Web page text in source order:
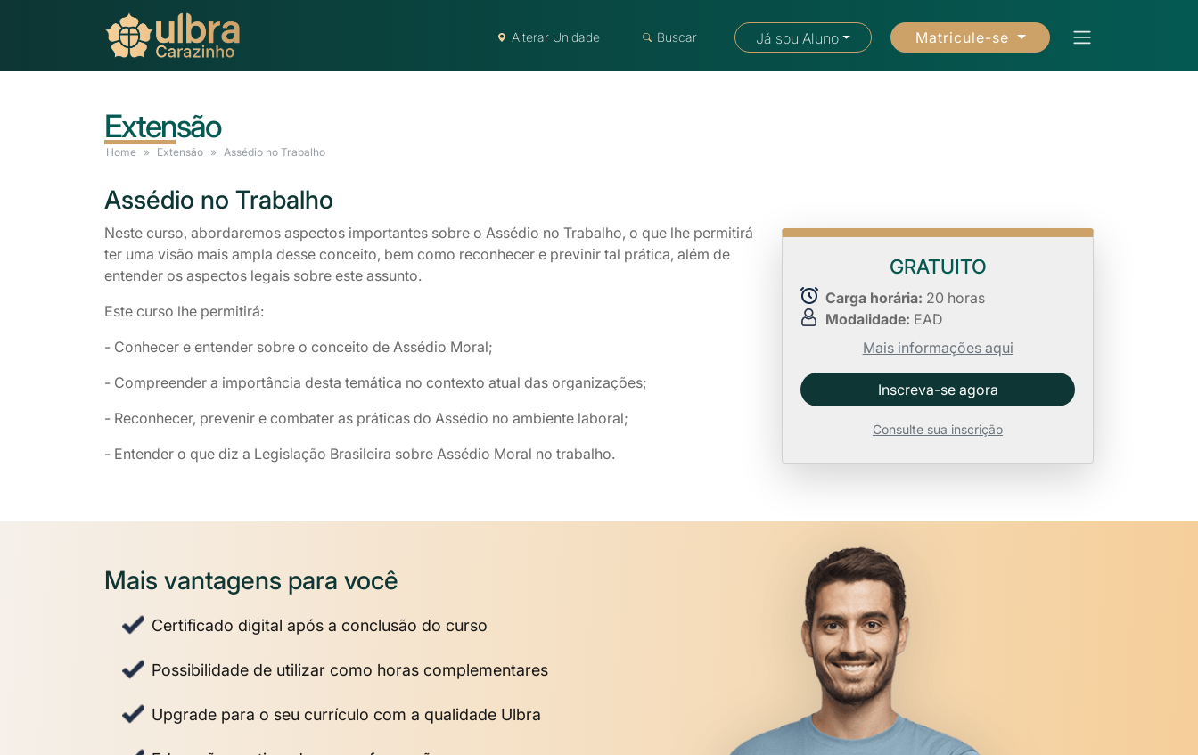
Alterar Unidade Buscar Já sou Aluno Matricule-se
Extensão
Home Extensão Assédio no Trabalho
Assédio no Trabalho
Neste curso, abordaremos aspectos importantes sobre o Assédio no Trabalho, o que lhe permitirá
ter uma visão mais ampla desse conceito, bem como reconhecer e previnir tal prática, além de
entender os aspectos legais sobre este assunto.
Este curso lhe permitirá:
- Conhecer e entender sobre o conceito de Assédio Moral;
- Compreender a importância desta temática no contexto atual das organizações;
- Reconhecer, prevenir e combater as práticas do Assédio no ambiente laboral;
- Entender o que diz a Legislação Brasileira sobre Assédio Moral no trabalho.
GRATUITO
Carga horária: 20 horas
Modalidade: EAD
Mais informações aqui
Inscreva-se agora
Consulte sua inscrição
Mais vantagens para você
Certificado digital após a conclusão do curso
Possibilidade de utilizar como horas complementares
Upgrade para o seu currículo com a qualidade Ulbra